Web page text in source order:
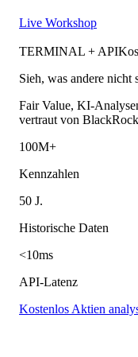
Live Workshop
TERMINAL + API
Sieh, was andere nicht
Fair Value, KI-
vertraut von
100M+
Kennzahlen
50 J.
Historische Daten
<10ms
API-Latenz
Kostenlos Aktien